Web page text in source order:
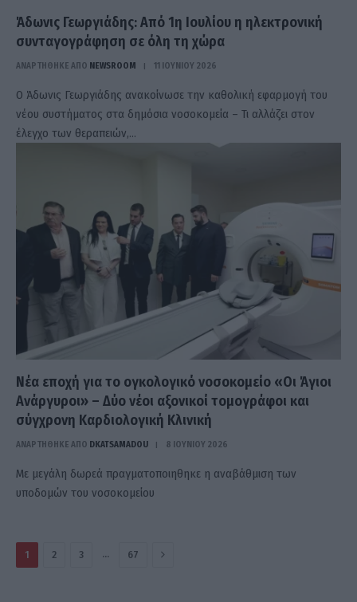
Άδωνις Γεωργιάδης: Από 1η Ιουλίου η ηλεκτρονική
συνταγογράφηση σε όλη τη χώρα
ΑΝΑΡΤΗΘΗΚΕ ΑΠΟ NEWSROOM 11 ΙΟΥΝΊΟΥ 2026
Ο Άδωνις Γεωργιάδης ανακοίνωσε την καθολική εφαρμογή του
νέου συστήματος στα δημόσια νοσοκομεία – Τι αλλάζει στον
έλεγχο των θεραπειών,…
Νέα εποχή για το ογκολογικό νοσοκομείο «Οι Άγιοι
Ανάργυροι» – Δύο νέοι αξονικοί τομογράφοι και
σύγχρονη Καρδιολογική Κλινική
ΑΝΑΡΤΗΘΗΚΕ ΑΠΟ DKATSAMADOU 8 ΙΟΥΝΊΟΥ 2026
Με μεγάλη δωρεά πραγματοποιηθηκε η αναβάθμιση των
υποδομών του νοσοκομείου
1 2 3 … 67 Επόμενο